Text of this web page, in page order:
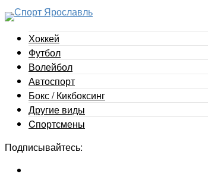
Хоккей
Футбол
Волейбол
Автоспорт
Бокс / Кикбоксинг
Другие виды
Cпортсмены
Подписывайтесь: